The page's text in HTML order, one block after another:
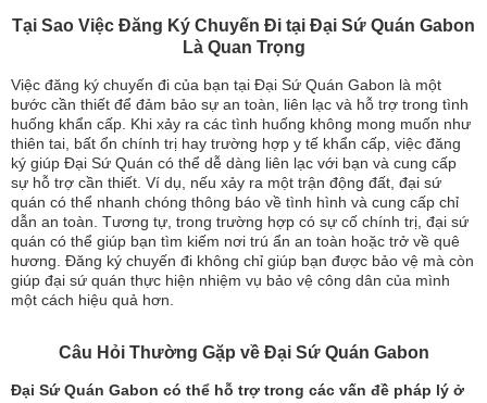
Tại Sao Việc Đăng Ký Chuyến Đi tại Đại Sứ Quán Gabon
Là Quan Trọng
Việc đăng ký chuyến đi của bạn tại Đại Sứ Quán Gabon là một
bước cần thiết để đảm bảo sự an toàn, liên lạc và hỗ trợ trong tình
huống khẩn cấp. Khi xảy ra các tình huống không mong muốn như
thiên tai, bất ổn chính trị hay trường hợp y tế khẩn cấp, việc đăng
ký giúp Đại Sứ Quán có thể dễ dàng liên lạc với bạn và cung cấp
sự hỗ trợ cần thiết. Ví dụ, nếu xảy ra một trận động đất, đại sứ
quán có thể nhanh chóng thông báo về tình hình và cung cấp chỉ
dẫn an toàn. Tương tự, trong trường hợp có sự cố chính trị, đại sứ
quán có thể giúp bạn tìm kiếm nơi trú ẩn an toàn hoặc trở về quê
hương. Đăng ký chuyến đi không chỉ giúp bạn được bảo vệ mà còn
giúp đại sứ quán thực hiện nhiệm vụ bảo vệ công dân của mình
một cách hiệu quả hơn.
Câu Hỏi Thường Gặp về Đại Sứ Quán Gabon
Đại Sứ Quán Gabon có thể hỗ trợ trong các vấn đề pháp lý ở